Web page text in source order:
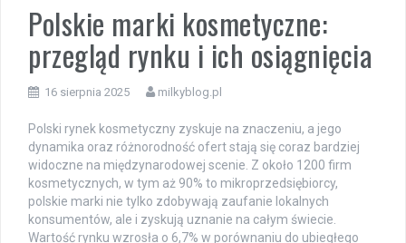
Polskie marki kosmetyczne:
przegląd rynku i ich osiągnięcia
16 sierpnia 2025 milkyblog.pl
Polski rynek kosmetyczny zyskuje na znaczeniu, a jego
dynamika oraz różnorodność ofert stają się coraz bardziej
widoczne na międzynarodowej scenie. Z około 1200 firm
kosmetycznych, w tym aż 90% to mikroprzedsiębiorcy,
polskie marki nie tylko zdobywają zaufanie lokalnych
konsumentów, ale i zyskują uznanie na całym świecie.
Wartość rynku wzrosła o 6,7% w porównaniu do ubiegłego